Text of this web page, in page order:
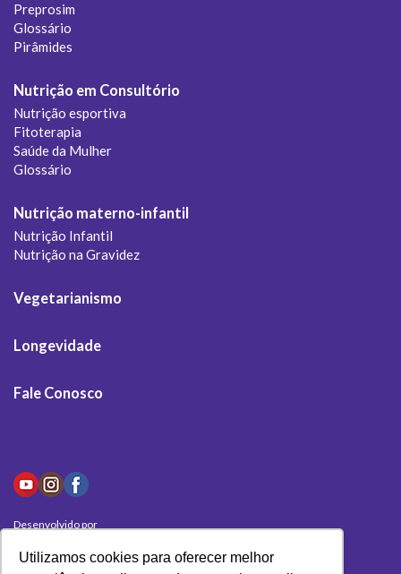
Utilizamos cookies para oferecer melhor
Preprosim
Glossário
Pirâmides
Nutrição em Consultório
Nutrição esportiva
Fitoterapia
Saúde da Mulher
Glossário
Nutrição materno-infantil
Nutrição Infantil
Nutrição na Gravidez
Vegetarianismo
Longevidade
Fale Conosco
Desenvolvido por